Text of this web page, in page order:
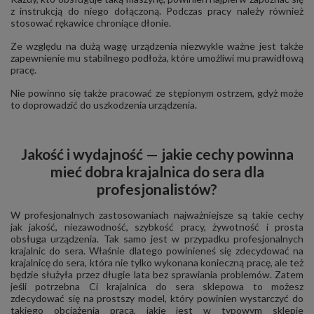
z instrukcją do niego dołączoną. Podczas pracy należy również
stosować rękawice chroniące dłonie.
Ze względu na dużą wagę urządzenia niezwykle ważne jest także
zapewnienie mu stabilnego podłoża, które umożliwi mu prawidłową
pracę.
Nie powinno się także pracować ze stępionym ostrzem, gdyż może
to doprowadzić do uszkodzenia urządzenia.
Jakość i wydajność — jakie cechy powinna
mieć dobra krajalnica do sera dla
profesjonalistów?
W profesjonalnych zastosowaniach najważniejsze są takie cechy
jak jakość, niezawodność, szybkość pracy, żywotność i prosta
obsługa urządzenia. Tak samo jest w przypadku profesjonalnych
krajalnic do sera. Właśnie dlatego powinieneś się zdecydować na
krajalnicę do sera, która nie tylko wykonana konieczną pracę, ale też
będzie służyła przez długie lata bez sprawiania problemów. Zatem
jeśli potrzebna Ci krajalnica do sera sklepowa to możesz
zdecydować się na prostszy model, który powinien wystarczyć do
takiego obciążenia pracą, jakie jest w typowym sklepie